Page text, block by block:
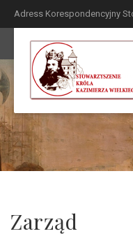
Adress Korespondencyjny
Zamkowa 4
Zarząd